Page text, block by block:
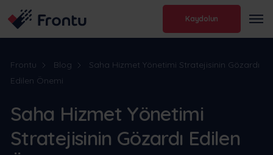
Kaydolun
Frontu Blog
Saha Hizmet Yönetimi Stratejisinin Gözardı
Edilen Önemi
Saha Hizmet Yönetimi
Stratejisinin Gözardı Edilen